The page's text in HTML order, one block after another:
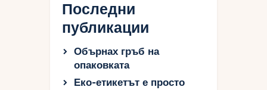
Последни
публикации
Обърнах гръб на
опаковката
Еко-етикетът е просто